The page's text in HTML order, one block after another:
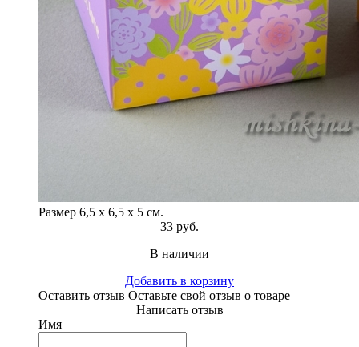
Размер 6,5 х 6,5 х 5 см.
33 руб.
В наличии
Добавить в корзину
Оставить отзыв Оставьте свой отзыв о товаре
Написать отзыв
Имя